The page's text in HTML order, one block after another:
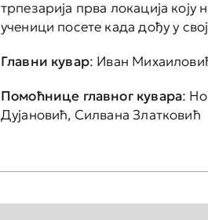
трпезарија прва локација
ученици посете када дођу у
Главни кувар: Иван
Помоћнице главног кувара:
Дујановић, Силвана Златковић